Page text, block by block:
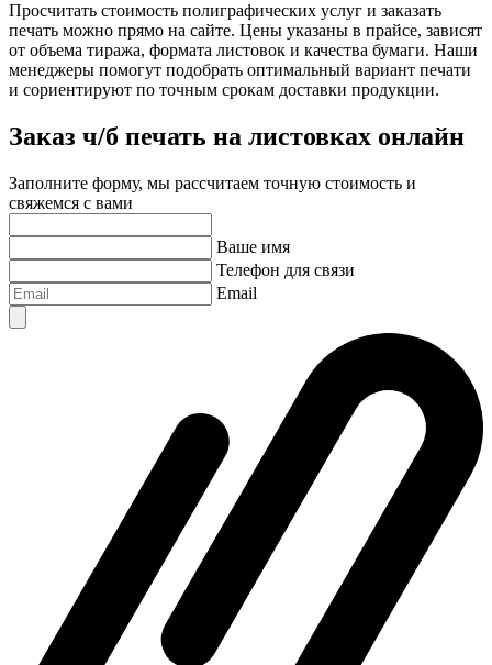
Просчитать стоимость полиграфических услуг и заказать
печать можно прямо на сайте. Цены указаны в прайсе, зависят
от объема тиража, формата листовок и качества бумаги. Наши
менеджеры помогут подобрать оптимальный вариант печати
и сориентируют по точным срокам доставки продукции.
Заказ ч/б печать на листовках онлайн
Заполните форму, мы рассчитаем точную стоимость и
свяжемся с вами
Ваше имя
Телефон для связи
Email